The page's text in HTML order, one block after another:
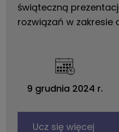
świąteczną
rozwiązań w zakresie
9 grudnia 2024 r.
Ucz się więcej